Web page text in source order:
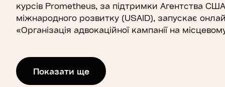
курсів Prometheus, за підтримки Агентства
міжнародного розвитку (USAID), запускає
«Організація адвокаційної кампанії на
Ти громадський активіст чи вважаєш себе
громадянином?
Показати ще